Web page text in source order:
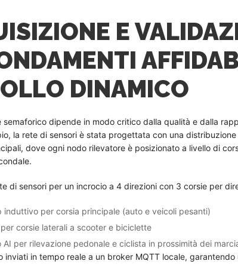
E
DINAMICO
semaforico dipende in modo critico dalla qualità e dalla
la rete di sensori è stata progettata con una
dove ogni nodo rilevatore è posizionato a livello di
di sensori per un incrocio a 4 direzioni con 3 corsie per
induttivo per corsia principale (auto e veicoli pesanti)
corsie laterali a scooter e biciclette
AI per rilevazione pedonale e ciclista in prossimità dei
inviati in tempo reale a un broker MQTT locale,